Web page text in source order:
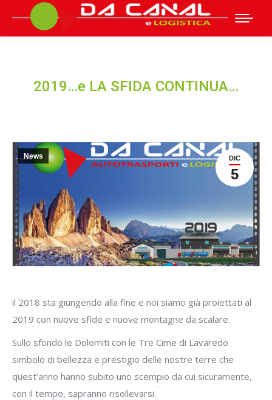
2019…e LA SFIDA CONTINUA…
DIC
5
News
il 2018 sta giungendo alla fine e noi siamo già proiettati al
2019 con nuove sfide e nuove montagne da scalare.
Sullo sfondo le Dolomiti con le Tre Cime di Lavaredo
simbolo di bellezza e prestigio delle nostre terre che
quest’anno hanno subito uno scempio da cui sicuramente,
con il tempo, sapranno risollevarsi.